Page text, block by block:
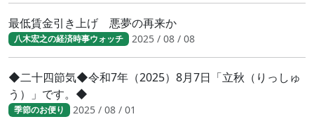
最低賃金引き上げ 悪夢の再来か
八木宏之の経済時事ウォッチ 2025 / 08 / 08
◆二十四節気◆令和7年（2025）8月7日「立秋（りっしゅ
う）」です。◆
季節のお便り 2025 / 08 / 01